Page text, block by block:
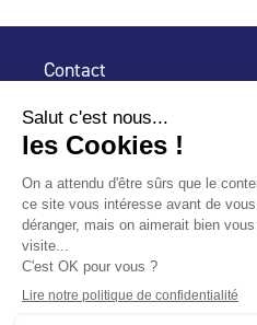
Contact
32 rue de Mogador
75 009 Paris
Nous suivre